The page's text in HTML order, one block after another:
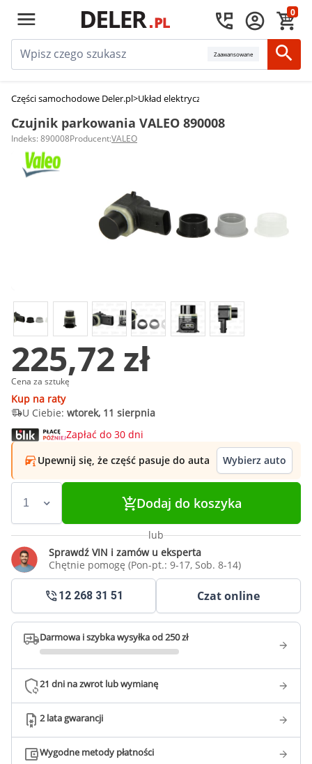
0
Zaawansowane
Części samochodowe Deler.pl>Układ elektryczny, zapłon
Czujnik parkowania VALEO 890008
Indeks: 890008Producent:VALEO
225,72 zł
Cena za sztukę
Kup na raty
U Ciebie: wtorek, 11 sierpnia
Zapłać do 30 dni
Upewnij się, że część pasuje do auta
Wybierz auto
Dodaj do koszyka
lub
Sprawdź VIN i zamów u eksperta
Chętnie pomogę (Pon-pt.: 9-17, Sob. 8-14)
12 268 31 51 Czat online
Darmowa i szybka wysyłka od 250 zł
21 dni na zwrot lub wymianę
2 lata gwarancji
Wygodne metody płatności